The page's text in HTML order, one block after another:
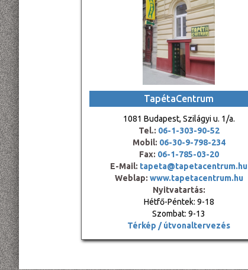
TapétaCentrum
1081 Budapest, Szilágyi u. 1/a.
Tel.: 06-1-303-90-52
Mobil: 06-30-9-798-234
Fax: 06-1-785-03-20
E-Mail: tapeta@tapetacentrum.hu
Weblap: www.tapetacentrum.hu
Nyitvatartás:
Hétfő-Péntek: 9-18
Szombat: 9-13
Térkép / útvonaltervezés